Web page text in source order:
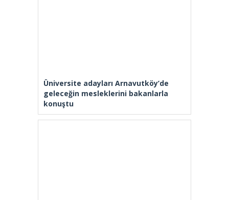
Üniversite adayları Arnavutköy’de
geleceğin mesleklerini bakanlarla
konuştu